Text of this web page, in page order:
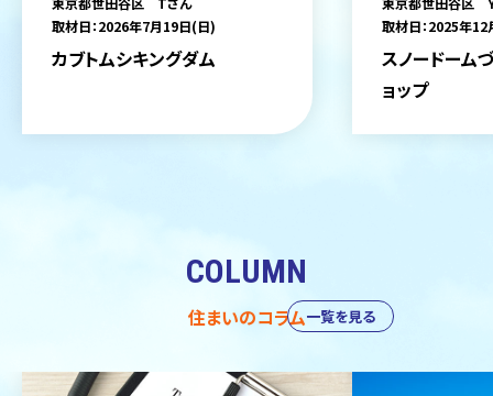
取材日：2026年7月19日(日)
カブトムシキングダム
取材日：2025年
スノードーム
ョップ
COLUMN
住まいのコラム一覧を見る